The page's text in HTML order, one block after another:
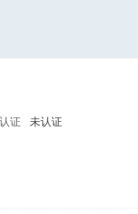
证 未认证